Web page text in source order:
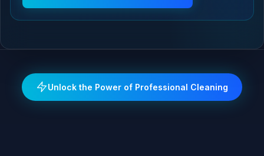
Unlock the Power of Professional Cleaning